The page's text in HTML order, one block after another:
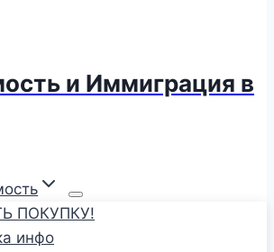
и Иммиграция в
ПОКУПКУ!
инфо